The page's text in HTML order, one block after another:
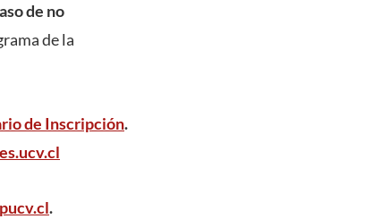
de no
de la
de Inscripción.
.